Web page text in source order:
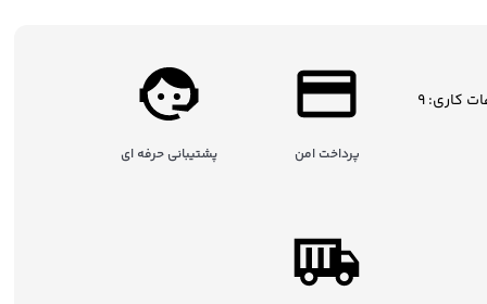
ساعات کاری: 9
پرداخت امن پشتیبانی حرفه ای